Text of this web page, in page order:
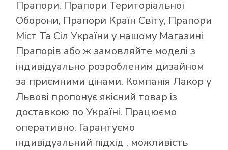
Прапори, Прапори Територіальної
Оборони, Прапори Країн Світу, Прапори
Міст Та Сіл України у нашому Магазині
Прапорів або ж замовляйте моделі з
індивідуально розробленим дизайном
за приємними цінами. Компанія Лакор у
Львові пропонує якісний товар із
доставкою по Україні. Працюємо
оперативно. Гарантуємо
індивідуальний підхід , можливість